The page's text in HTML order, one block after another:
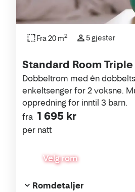
Standard Room Triple
fra 1 695 kr
per natt
Dobbeltrom med én
enkeltsenger for 2 voksne.
oppredning for inntil 3 barn.
Velg rom
Fra 20 m2 5 gjester
Romdetaljer